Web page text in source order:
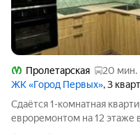
Пролетарская
20 мин.
ЖК «Город Первых», 3
Сдаётся 1-комнатная
евроремонтом на 12 этаже